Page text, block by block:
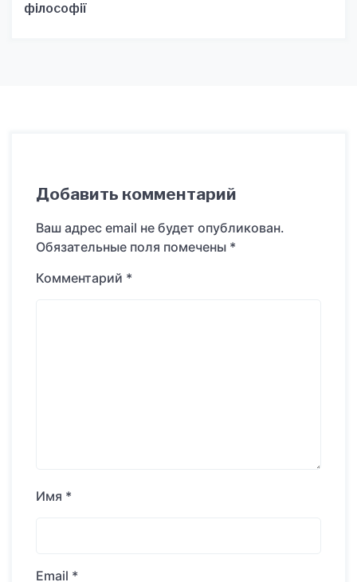
філософії
Добавить комментарий
Ваш адрес email не будет опубликован.
Обязательные поля помечены *
Комментарий *
Имя *
Email *